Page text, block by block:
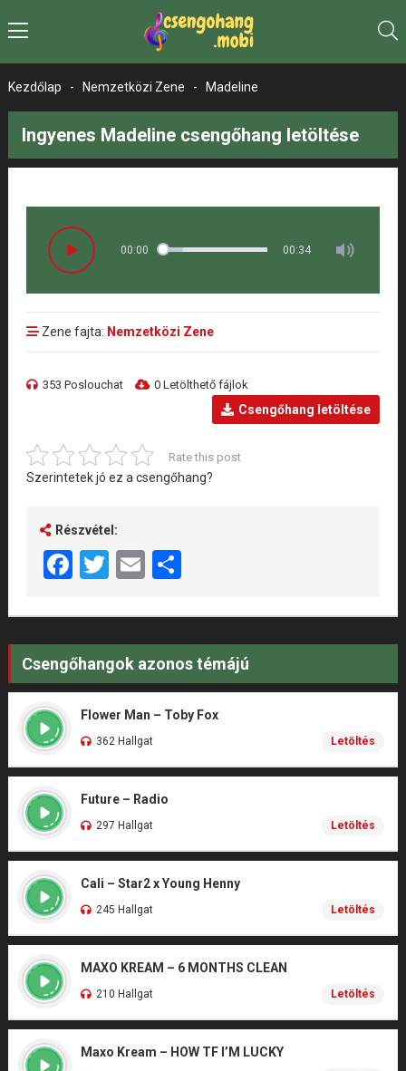
Kezdőlap - Nemzetközi Zene - Madeline
Ingyenes Madeline csengőhang letöltése
00:00 00:34
Zene fajta: Nemzetközi Zene
353 Poslouchat 0 Letölthető fájlok
Csengőhang letöltése
Rate this post
Szerintetek jó ez a csengőhang?
Részvétel:
Facebook
Twitter
EmailShare
Csengőhangok azonos témájú
Flower Man – Toby Fox
362 Hallgat Letöltés
Future – Radio
297 Hallgat Letöltés
Cali – Star2 x Young Henny
245 Hallgat Letöltés
MAXO KREAM – 6 MONTHS CLEAN
210 Hallgat Letöltés
Maxo Kream – HOW TF I’M LUCKY